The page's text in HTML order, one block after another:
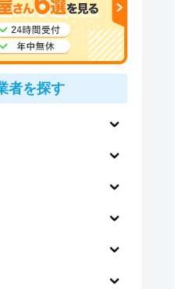
者を探す